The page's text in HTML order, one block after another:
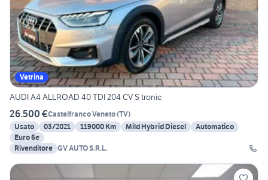
Vetrina
AUDI A4 ALLROAD 40 TDI 204 CV S tronic
26.500 €Castelfranco Veneto(TV)
Usato
03/2021 119000 Km Mild Hybrid Diesel
Automatico
Euro 6e
Rivenditore GV AUTO S.R.L.